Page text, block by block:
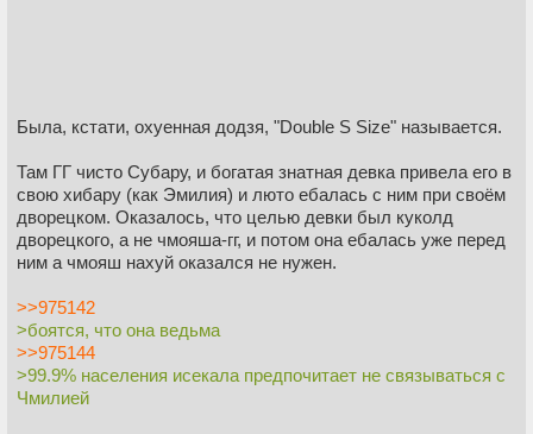
Была, кстати, охуенная додзя, "Double S Size" называется.
Там ГГ чисто Субару, и богатая знатная девка привела его в
свою хибару (как Эмилия) и люто ебалась с ним при своём
дворецком. Оказалось, что целью девки был куколд
дворецкого, а не чмояша-гг, и потом она ебалась уже перед
ним а чмояш нахуй оказался не нужен.
>>975142
>боятся, что она ведьма
>>975144
>99.9% населения исекала предпочитает не связываться с
Чмилией